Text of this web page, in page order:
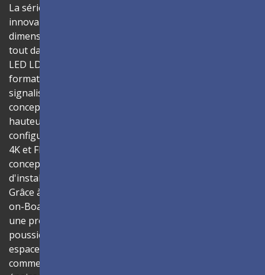
La série ViewSonic LDC est un écran LED tout-en-un
innovant et personnalisable qui offre un
dimensionnement flexible et une installation simple, le
tout dans une seule solution. Assemblez les cabinets
LED LDC027-180 pour créer des murs vidéo dans divers
formats hauteur/largeur et tailles, offrant une
signalisation numérique efficace qui donne vie à vos
concepts. Chaque cabinet dispose d'un format d’image
hauteur/largeur natif de 16:9, permettant des
configurations d'affichage faciles dans les résolutions
4K et FHD pour un affichage de contenu fluide. La
conception tout-en-un de l'écran garantit un processus
d'installation facilité et un fonctionnement intuitif.
Grâce à la technologie de traitement de surface Glue-
on-Board (GOB), les modules LED classés IP54 offrent
une protection améliorée contre les collisions, la
poussière et l'humidité, ce qui les rend idéaux pour les
espaces publics tels que les halls d'entrée, les centres
commerciaux et les lieux de transport. Avec son